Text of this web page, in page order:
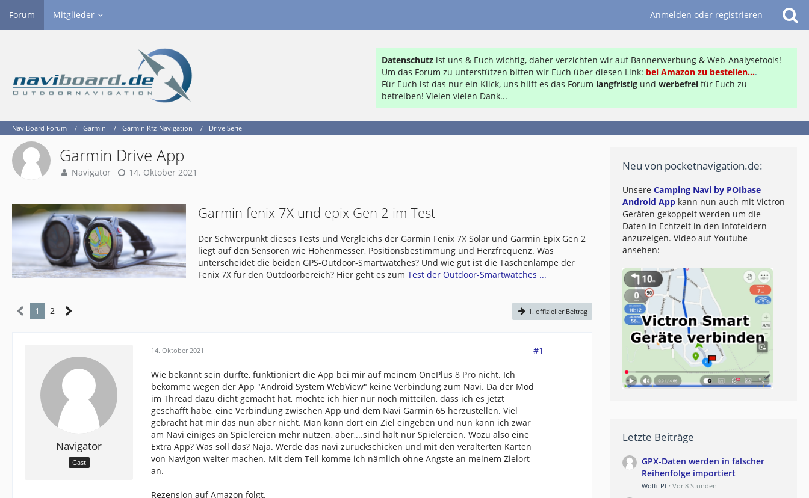
Forum Mitglieder Anmelden oder registrieren
Datenschutz ist uns & Euch wichtig, daher verzichten wir auf Bannerwerbung & Web-Analysetools!
Um das Forum zu unterstützen bitten wir Euch über diesen Link: bei Amazon zu bestellen....
Für Euch ist das nur ein Klick, uns hilft es das Forum langfristig und werbefrei für Euch zu
betreiben! Vielen vielen Dank...
NaviBoard Forum Garmin Garmin Kfz-Navigation Drive Serie
Garmin Drive App
Navigator 14. Oktober 2021
Garmin fenix 7X und epix Gen 2 im Test
Der Schwerpunkt dieses Tests und Vergleichs der Garmin Fenix 7X Solar und Garmin Epix Gen 2
liegt auf den Sensoren wie Höhenmesser, Positionsbestimmung und Herzfrequenz. Was
unterscheidet die beiden GPS-Outdoor-Smartwatches? Und wie gut ist die Taschenlampe der
Fenix 7X für den Outdoorbereich? Hier geht es zumTest der Outdoor-Smartwatches ...
1 2 1. offizieller Beitrag
Navigator
Gast
14. Oktober 2021 #1
Wie bekannt sein dürfte, funktioniert die App bei mir auf meinem OnePlus 8 Pro nicht. Ich
bekomme wegen der App "Android System WebView" keine Verbindung zum Navi. Da der Mod
im Thread dazu dicht gemacht hat, möchte ich hier nur noch mitteilen, dass ich es jetzt
geschafft habe, eine Verbindung zwischen App und dem Navi Garmin 65 herzustellen. Viel
gebracht hat mir das nun aber nicht. Man kann dort ein Ziel eingeben und nun kann ich zwar
am Navi einiges an Spielereien mehr nutzen, aber,...sind halt nur Spielereien. Wozu also eine
Extra App? Was soll das? Naja. Werde das navi zurückschicken und mit den veralterten Karten
von Navigon weiter machen. Mit dem Teil komme ich nämlich ohne Ängste an meinem Zielort
an.
Rezension auf Amazon folgt.
Neu von pocketnavigation.de:
Unsere Camping Navi by POIbase
Android App kann nun auch mit Victron
Geräten gekoppelt werden um die
Daten in Echtzeit in den Infofeldern
anzuzeigen. Video auf Youtube
ansehen:
Letzte Beiträge
GPX-Daten werden in falscher
Reihenfolge importiert
Wolfi-Pf Vor 8 Stunden